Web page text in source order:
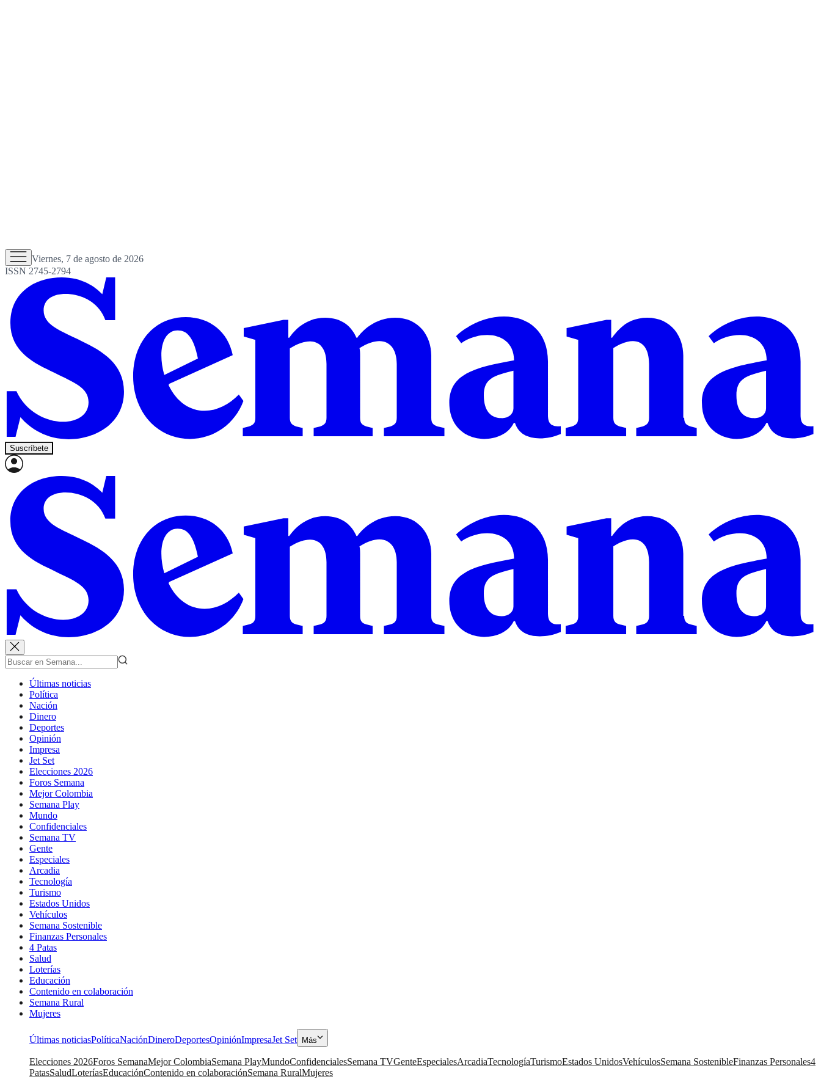
Viernes, 7 de agosto de 2026
ISSN 2745-2794
Suscríbete
Últimas noticias
Política
Nación
Dinero
Deportes
Opinión
Impresa
Jet Set
Elecciones 2026
Foros Semana
Mejor Colombia
Semana Play
Mundo
Confidenciales
Semana TV
Gente
Especiales
Arcadia
Tecnología
Turismo
Estados Unidos
Vehículos
Semana Sostenible
Finanzas Personales
4 Patas
Salud
Loterías
Educación
Contenido en colaboración
Semana Rural
Mujeres
Últimas noticiasPolíticaNaciónDineroDeportesOpiniónImpresaJet Set Más
Elecciones 2026Foros SemanaMejor ColombiaSemana PlayMundoConfidencialesSemana TVGenteEspecialesArcadiaTecnologíaTurismoEstados UnidosVehículosSemana SostenibleFinanzas Personales4
PatasSaludLoteríasEducaciónContenido en colaboraciónSemana RuralMujeres